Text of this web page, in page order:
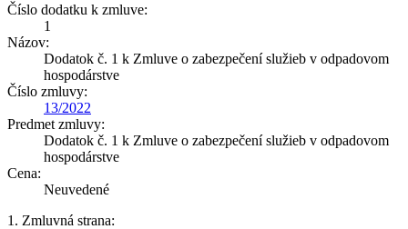
Číslo dodatku k zmluve:
1
Názov:
Dodatok č. 1 k Zmluve o zabezpečení služieb v odpadovom
hospodárstve
Číslo zmluvy:
13/2022
Predmet zmluvy:
Dodatok č. 1 k Zmluve o zabezpečení služieb v odpadovom
hospodárstve
Cena:
Neuvedené
1. Zmluvná strana: